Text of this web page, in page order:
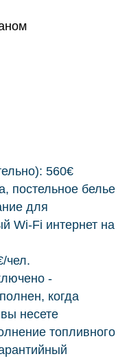
560€
постельное белье
для
Wi-Fi интернет на
чел.
-
когда
несете
топливного